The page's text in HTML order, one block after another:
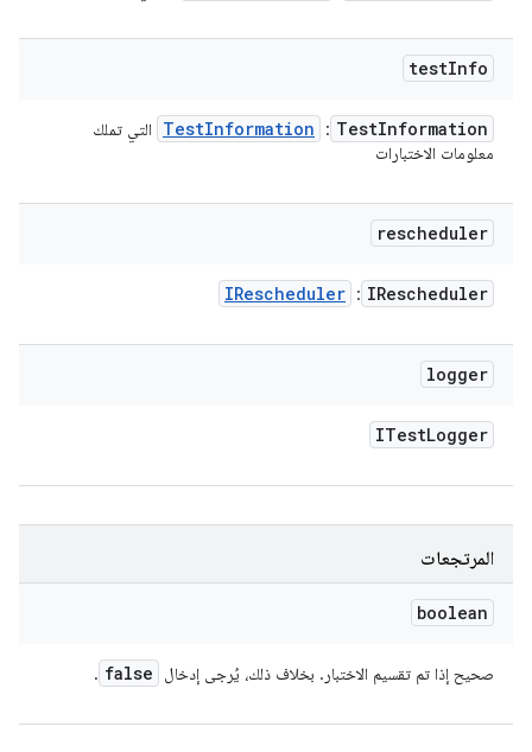
testInfo
TestInformation
:
TestInformation
التي تملك
معلومات الاختبارات
rescheduler
IRescheduler
:
IRescheduler
logger
ITestLogger
المرتجعات
boolean
صحيح إذا تم تقسيم الاختبار. بخلاف ذلك، يُرجى إدخال false
.